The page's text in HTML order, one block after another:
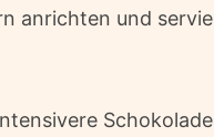
anrichten und